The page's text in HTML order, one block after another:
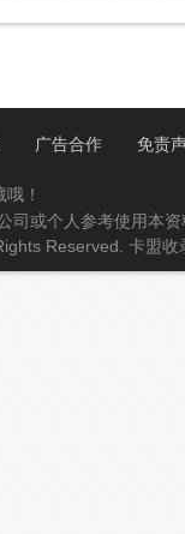
广告合作 免责
！
司或个人参考使用本
Reserved. 卡盟收